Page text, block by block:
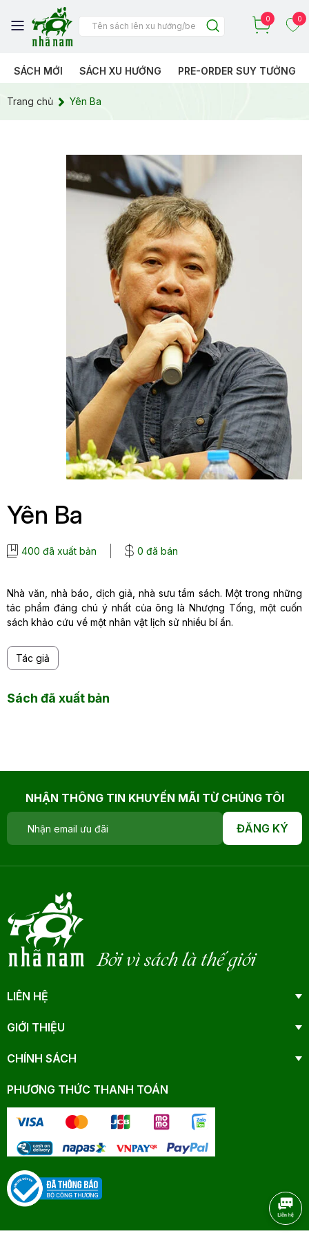
0 0
SÁCH MỚI SÁCH XU HƯỚNG PRE-ORDER SUY TƯỞNG
Trang chủ Yên Ba
Yên Ba
400 đã xuất bản 0 đã bán
Nhà văn, nhà báo, dịch giả, nhà sưu tầm sách. Một trong những
tác phẩm đáng chú ý nhất của ông là Nhượng Tống, một cuốn
sách khảo cứu về một nhân vật lịch sử nhiều bí ẩn.
Tác giả
Sách đã xuất bản
NHẬN THÔNG TIN KHUYẾN MÃI TỪ CHÚNG TÔI
ĐĂNG KÝ
Bởi vì sách là thế giới
LIÊN HỆ
GIỚI THIỆU
CHÍNH SÁCH
PHƯƠNG THỨC THANH TOÁN